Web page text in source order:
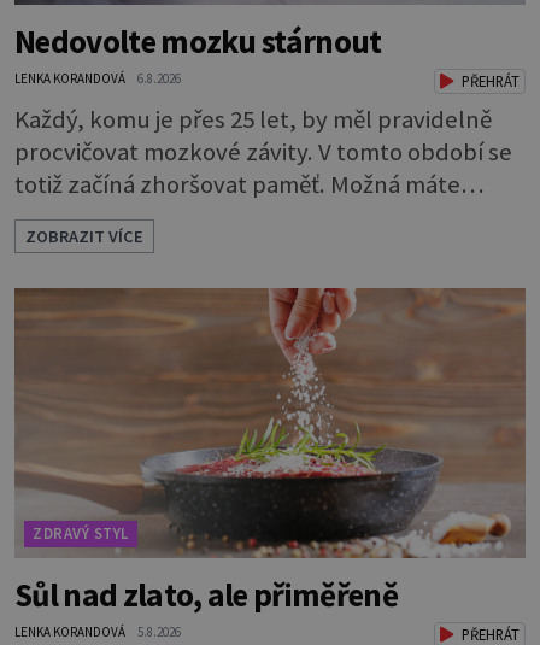
Nedovolte mozku stárnout
LENKA KORANDOVÁ 6.8.2026 PŘEHRÁT
Každý, komu je přes 25 let, by měl pravidelně
procvičovat mozkové závity. V tomto období se
totiž začíná zhoršovat paměť. Možná máte
problém vzpomenout si na jméno kolegy z
práce. Nebo marně v paměti lovíte název
knížky, kterou jste nedávno přečetli. Je to
opravdu tak, s věkem jako kdyby se paměť
Procvičujte mozkové závity. Není to nijak slož
ZOBRAZIT VÍCE
ZDRAVÝ STYL
Sůl nad zlato, ale přiměřeně
LENKA KORANDOVÁ 5.8.2026 PŘEHRÁT